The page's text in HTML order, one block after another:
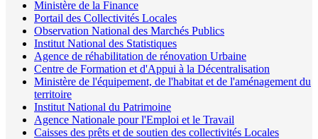
Ministère de la Finance
Portail des Collectivités Locales
Observation National des Marchés Publics
Institut National des Statistiques
Agence de réhabilitation de rénovation Urbaine
Centre de Formation et d'Appui à la Décentralisation
Ministère de l'équipement, de l'habitat et de l'aménagement du
territoire
Institut National du Patrimoine
Agence Nationale pour l'Emploi et le Travail
Caisses des prêts et de soutien des collectivités Locales